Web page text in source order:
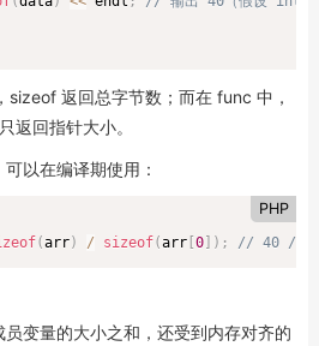
返回总字节数；而在 func 中，
返回指针大小。
以在编译期使用：
PHP
(arr) / sizeof(arr[ 0] ) ; // 40 / 4
变量的大小之和，还受到内存对齐的